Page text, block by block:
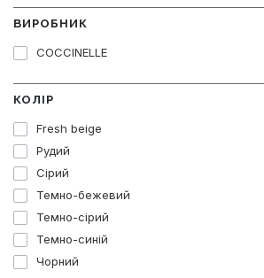
ВИРОБНИК
COCCINELLE
КОЛІР
Fresh beige
Рудий
Сірий
Темно-бежевий
Темно-сірий
Темно-синій
Чорний